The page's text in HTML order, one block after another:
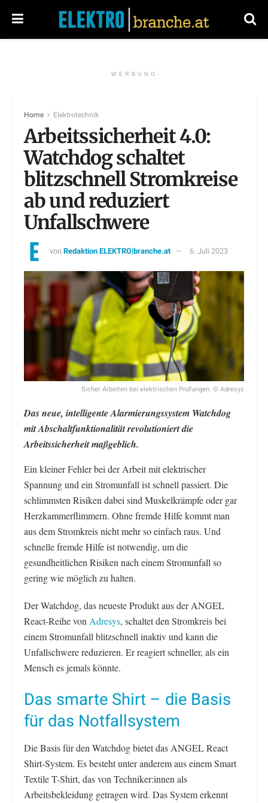
WERBUNG
Home Elektrotechnik
Arbeitssicherheit 4.0:
Watchdog schaltet
blitzschnell Stromkreise
ab und reduziert
Unfallschwere
vonRedaktion ELEKTRO|branche.at 6. Juli 2023
Sicher Arbeiten bei elektrischen Prüfungen. © Adresys
Das neue, intelligente Alarmierungssystem Watchdog
mit Abschaltfunktionalität revolutioniert die
Arbeitssicherheit maßgeblich.
Ein kleiner Fehler bei der Arbeit mit elektrischer
Spannung und ein Stromunfall ist schnell passiert. Die
schlimmsten Risiken dabei sind Muskelkrämpfe oder gar
Herzkammerflimmern. Ohne fremde Hilfe kommt man
aus dem Stromkreis nicht mehr so einfach raus. Und
schnelle fremde Hilfe ist notwendig, um die
gesundheitlichen Risiken nach einem Stromunfall so
gering wie möglich zu halten.
Der Watchdog, das neueste Produkt aus der ANGEL
React-Reihe von Adresys, schaltet den Stromkreis bei
einem Stromunfall blitzschnell inaktiv und kann die
Unfallschwere reduzieren. Er reagiert schneller, als ein
Mensch es jemals könnte.
Das smarte Shirt – die Basis
für das Notfallsystem
Die Basis für den Watchdog bietet das ANGEL React
Shirt-System. Es besteht unter anderem aus einem Smart
Textile T-Shirt, das von Techniker:innen als
Arbeitsbekleidung getragen wird. Das System erkennt